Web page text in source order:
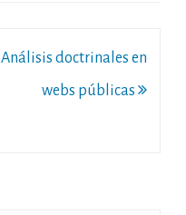
Análisis doctrinales en
webs públicas